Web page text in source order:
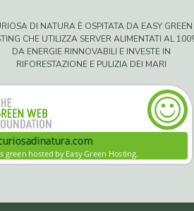
DI NATURA È OSPITATA DA EASY GREEN
CHE UTILIZZA SERVER ALIMENTATI AL
DA ENERGIE RINNOVABILI E INVESTE IN
RIFORESTAZIONE E PULIZIA DEI MARI